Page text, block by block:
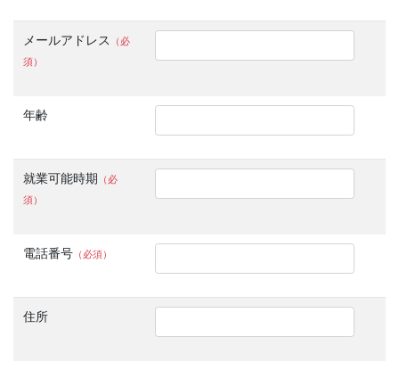
メールアドレス
（必
須）
年齢
就業可能時期 （必
須）
電話番号（必須）
住所